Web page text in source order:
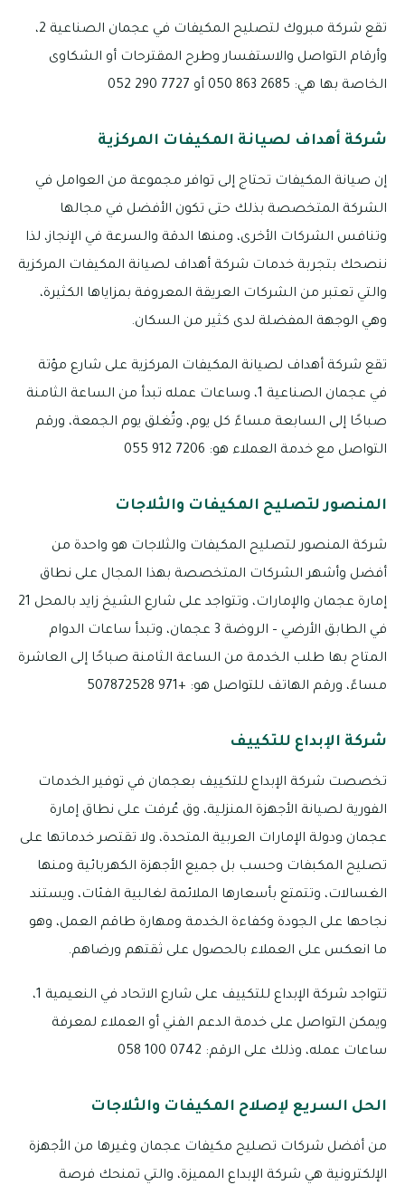
تقع شركة مبروك لتصليح المكيفات في عجمان الصناعية 2،
وأرقام التواصل والاستفسار وطرح المقترحات أو الشكاوى
الخاصة بها هي: 2685 863 050 أو 7727 290 052
شركة أهداف لصيانة المكيفات المركزية
إن صيانة المكيفات تحتاج إلى توافر مجموعة من العوامل في
الشركة المتخصصة بذلك حتى تكون الأفضل في مجالها
وتنافس الشركات الأخرى، ومنها الدقة والسرعة في الإنجاز، لذا
ننصحك بتجربة خدمات شركة أهداف لصيانة المكيفات المركزية
والتي تعتبر من الشركات العريقة المعروفة بمزاياها الكثيرة،
وهي الوجهة المفضلة لدى كثير من السكان.
تقع شركة أهداف لصيانة المكيفات المركزية على شارع مؤتة
في عجمان الصناعية 1، وساعات عمله تبدأ من الساعة الثامنة
صباحًا إلى السابعة مساءً كل يوم، وتُغلق يوم الجمعة، ورقم
التواصل مع خدمة العملاء هو: 7206 912 055
المنصور لتصليح المكيفات والثلاجات
شركة المنصور لتصليح المكيفات والثلاجات هو واحدة من
أفضل وأشهر الشركات المتخصصة بهذا المجال على نطاق
إمارة عجمان والإمارات، وتتواجد على شارع الشيخ زايد بالمحل 21
في الطابق الأرضي – الروضة 3 عجمان، وتبدأ ساعات الدوام
المتاح بها طلب الخدمة من الساعة الثامنة صباحًا إلى العاشرة
مساءً، ورقم الهاتف للتواصل هو: +971 507872528
شركة الإبداع للتكييف
تخصصت شركة الإبداع للتكييف بعجمان في توفير الخدمات
الفورية لصيانة الأجهزة المنزلية، وق عُرفت على نطاق إمارة
عجمان ودولة الإمارات العربية المتحدة، ولا تقتصر خدماتها على
تصليح المكبفات وحسب بل جميع الأجهزة الكهربائية ومنها
الغسالات، وتتمتع بأسعارها الملائمة لغالبية الفئات، ويستند
نجاحها على الجودة وكفاءة الخدمة ومهارة طاقم العمل، وهو
ما انعكس على العملاء بالحصول على ثقتهم ورضاهم.
تتواجد شركة الإبداع للتكييف على شارع الاتحاد في النعيمية 1،
ويمكن التواصل على خدمة الدعم الفني أو العملاء لمعرفة
ساعات عمله، وذلك على الرقم: 0742 100 058
الحل السريع لإصلاح المكيفات والثلاجات
من أفضل شركات تصليح مكيفات عجمان وغيرها من الأجهزة
الإلكترونية هي شركة الإبداع المميزة، والتي تمنحك فرصة